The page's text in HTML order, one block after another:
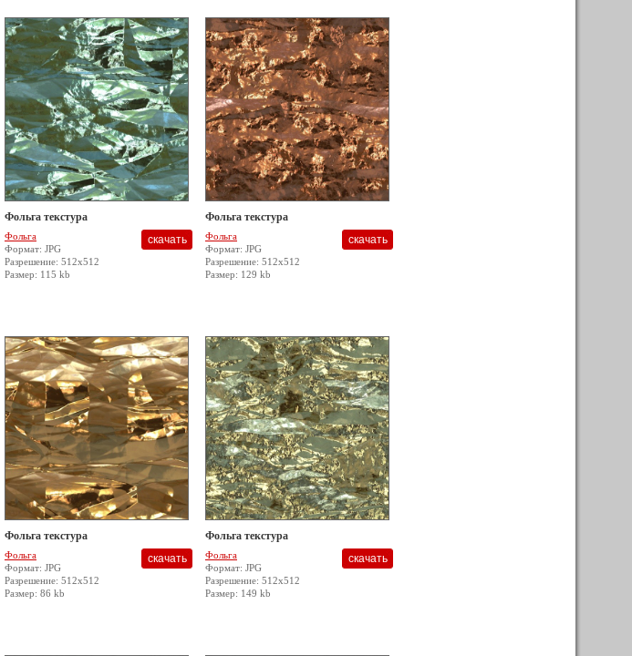
Фольга текстура
Фольга
Формат: JPG
Разрешение: 512x512
Размер: 115 kb
Фольга текстура
Фольга
Формат: JPG
Разрешение: 512x512
Размер: 129 kb
Фольга текстура
Фольга
Формат: JPG
Разрешение: 512x512
Размер: 86 kb
Фольга текстура
Фольга
Формат: JPG
Разрешение: 512x512
Размер: 149 kb